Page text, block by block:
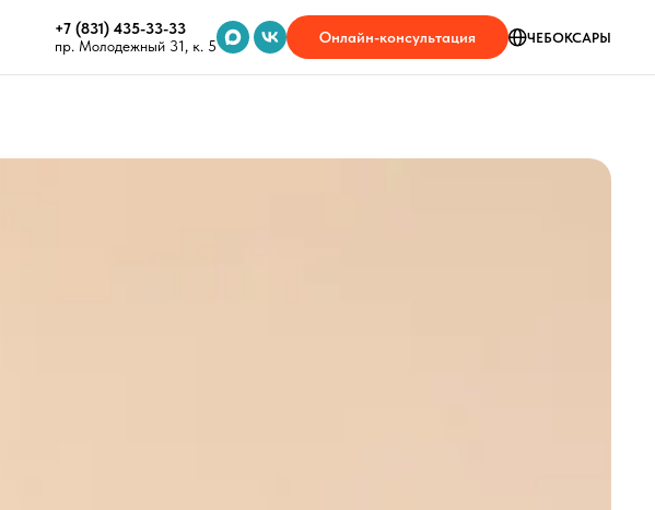
+7 (831) 435-33-33
пр. Молодежный 31, к. 5
Онлайн-консультация ЧЕБОКСАРЫ